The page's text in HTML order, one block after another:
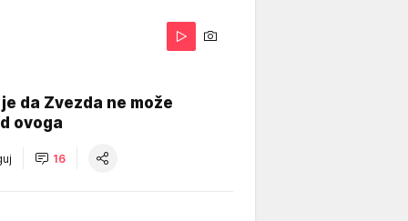
da Zvezda ne može
ovoga
16